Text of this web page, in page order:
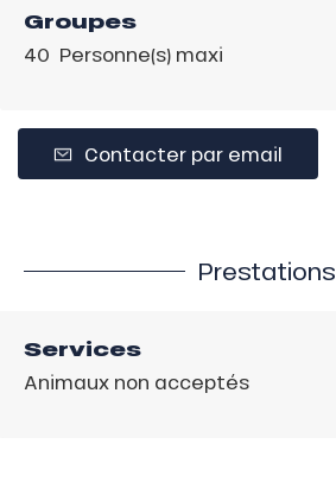
Groupes
40 Personne(s) maxi
Contacter par email
Prestations
Services
Animaux non acceptés